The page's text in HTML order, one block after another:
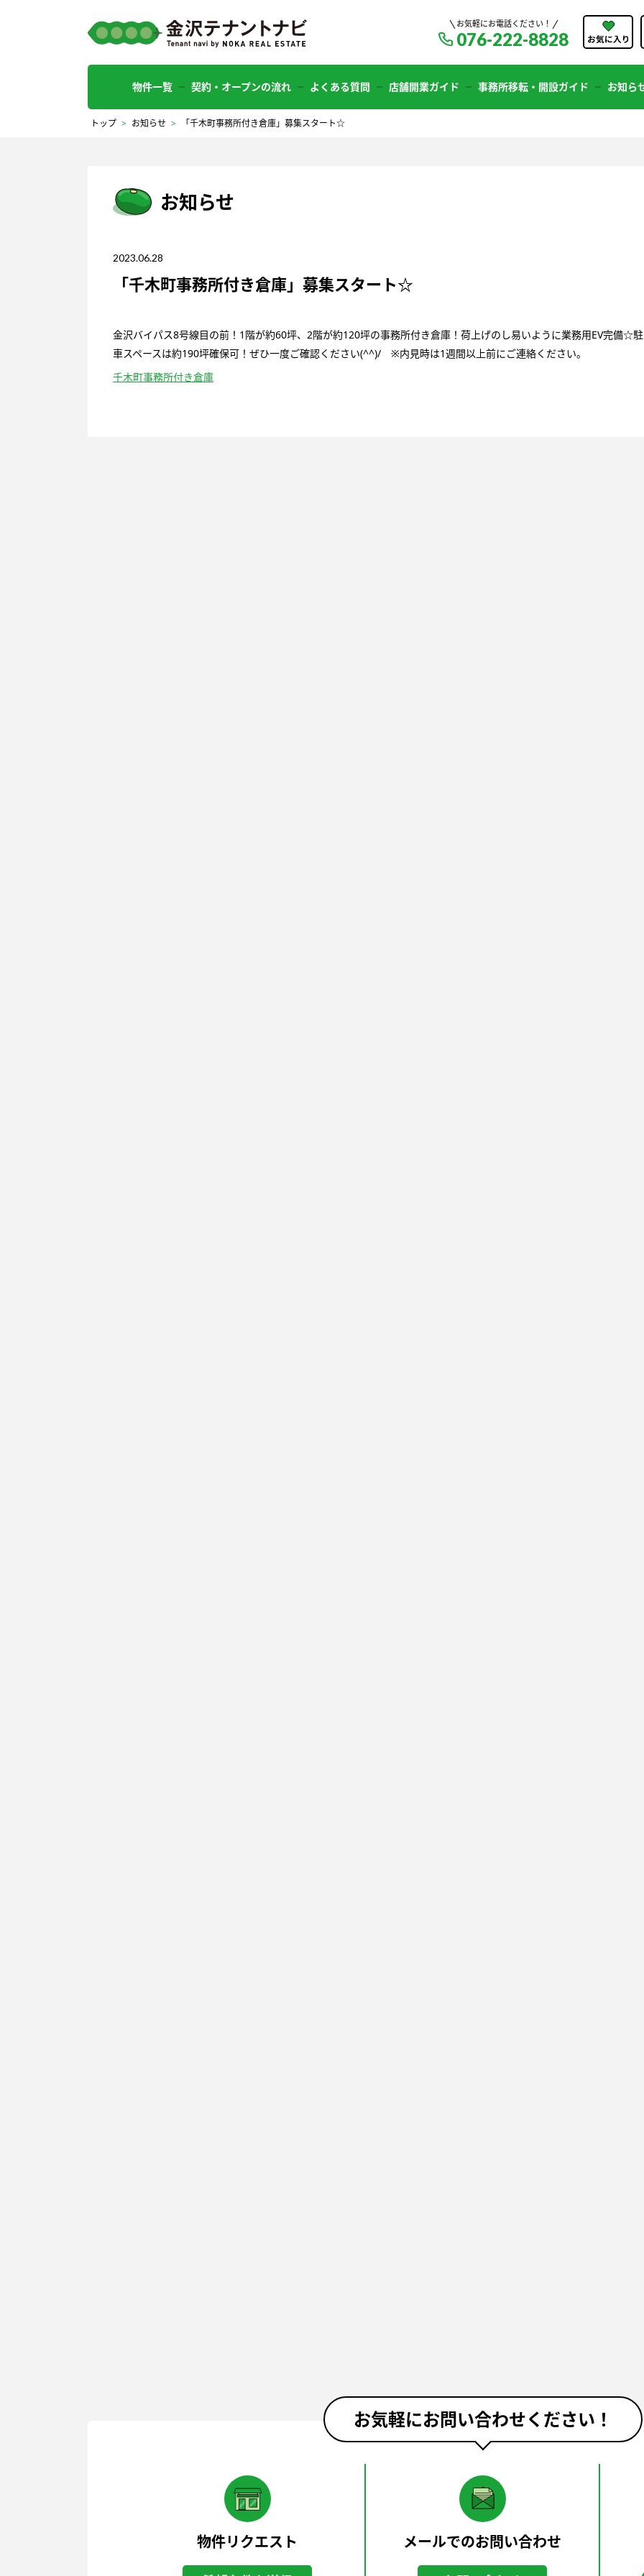
お気軽にお電話ください！
076-222-8828
物件一覧 契約・オープンの流れ よくある質問 店舗開業ガイド 事務所移転・開設ガイド お知ら
トップ > お知らせ > 「千木町事務所付き倉庫」募集スタート☆
お知らせ
2023.06.28
「千木町事務所付き倉庫」募集スタート☆
金沢バイパス8号線目の前！1階が約60坪、2階が約120坪の事務所付き倉庫！荷上げのし易いように業務用EV完備☆駐
車スペースは約190坪確保可！ぜひ一度ご確認ください(^^)/ ※内見時は1週間以上前にご連絡ください。
千木町事務所付き倉庫
お気軽にお問い合わせください！
物件リクエスト メールでのお問い合わせ